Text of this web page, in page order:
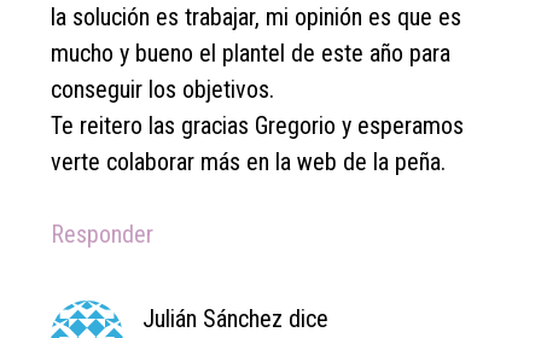
la solución es trabajar, mi opinión es que es
mucho y bueno el plantel de este año para
conseguir los objetivos.
Te reitero las gracias Gregorio y esperamos
verte colaborar más en la web de la peña.
Responder
Julián Sánchez dice